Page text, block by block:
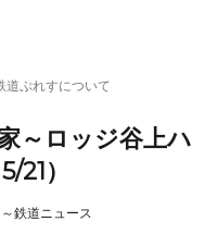
道ぷれすについて
～ロッジ谷上ハ
21）
鉄道ニュース